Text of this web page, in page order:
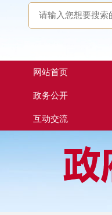
网站首页
政务公开
互动交流